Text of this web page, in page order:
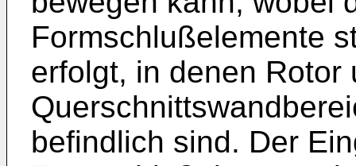
Formschlußelemente
erfolgt, in denen Rotor
befindlich sind. Der